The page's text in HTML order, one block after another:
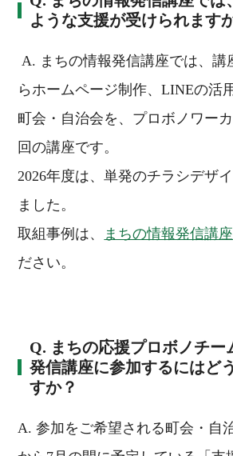
ような支援が受けられます
A. まちの情報発信講座では、講
らホームページ制作、LINEの活
町会・自治会を、プロボノワー
回の講座です。
2026年度は、単発のチラシデザ
ました。
取組事例は、
まちの情報発信講座
ださい。
Q. まちの応援プロボノチー
発信講座に参加するにはど
すか？
A. 参加をご希望される町会・自